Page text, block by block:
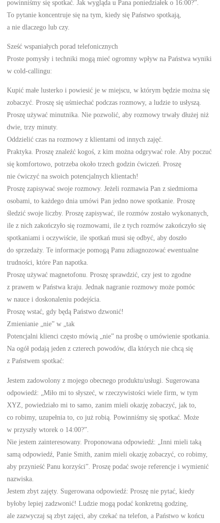
powinniśmy się spotkać. Jak wygląda u Pana poniedziałek o 16:00?”.
To pytanie koncentruje się na tym, kiedy się Państwo spotkają,
a nie dlaczego lub czy.
Sześć wspaniałych porad telefonicznych
Proste pomysły i techniki mogą mieć ogromny wpływ na Państwa wyniki
w cold-callingu:
Kupić małe lusterko i powiesić je w miejscu, w którym będzie można się
zobaczyć. Proszę się uśmiechać podczas rozmowy, a ludzie to usłyszą.
Proszę używać minutnika. Nie pozwolić, aby rozmowy trwały dłużej niż
dwie, trzy minuty.
Oddzielić czas na rozmowy z klientami od innych zajęć.
Praktyka. Proszę znaleźć kogoś, z kim można odgrywać role. Aby poczuć
się komfortowo, potrzeba około trzech godzin ćwiczeń. Proszę
nie ćwiczyć na swoich potencjalnych klientach!
Proszę zapisywać swoje rozmowy. Jeżeli rozmawia Pan z siedmioma
osobami, to każdego dnia umówi Pan jedno nowe spotkanie. Proszę
śledzić swoje liczby. Proszę zapisywać, ile rozmów zostało wykonanych,
ile z nich zakończyło się rozmowami, ile z tych rozmów zakończyło się
spotkaniami i oczywiście, ile spotkań musi się odbyć, aby doszło
do sprzedaży. Te informacje pomogą Panu zdiagnozować ewentualne
trudności, które Pan napotka.
Proszę używać magnetofonu. Proszę sprawdzić, czy jest to zgodne
z prawem w Państwa kraju. Jednak nagranie rozmowy może pomóc
w nauce i doskonaleniu podejścia.
Proszę wstać, gdy będą Państwo dzwonić!
Zmienianie „nie” w „tak
Potencjalni klienci często mówią „nie” na prośbę o umówienie spotkania.
Na ogół podają jeden z czterech powodów, dla których nie chcą się
z Państwem spotkać:
Jestem zadowolony z mojego obecnego produktu/usługi. Sugerowana
odpowiedź: „Miło mi to słyszeć, w rzeczywistości wiele firm, w tym
XYZ, powiedziało mi to samo, zanim mieli okazję zobaczyć, jak to,
co robimy, uzupełnia to, co już robią. Powinniśmy się spotkać. Może
w przyszły wtorek o 14:00?”.
Nie jestem zainteresowany. Proponowana odpowiedź: „Inni mieli taką
samą odpowiedź, Panie Smith, zanim mieli okazję zobaczyć, co robimy,
aby przynieść Panu korzyści”. Proszę podać swoje referencje i wymienić
nazwiska.
Jestem zbyt zajęty. Sugerowana odpowiedź: Proszę nie pytać, kiedy
byłoby lepiej zadzwonić! Ludzie mogą podać konkretną godzinę,
ale zazwyczaj są zbyt zajęci, aby czekać na telefon, a Państwo w końcu